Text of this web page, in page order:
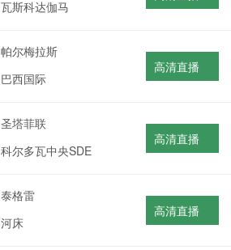
瓦斯科达伽马
帕尔梅拉斯
巴西国际
高清直播
圣塔菲联
科尔多瓦中央SDE
高清直播
泰格雷
河床
高清直播